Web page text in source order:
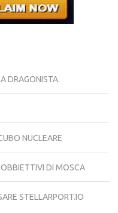
DRAGONISTA.
NUCLEARE
OBBIETTIVI DI MOSCA
STELLARPORT.IO